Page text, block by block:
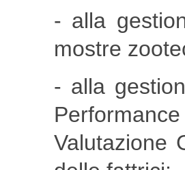
- alla
mostre
- alla
Valutazione